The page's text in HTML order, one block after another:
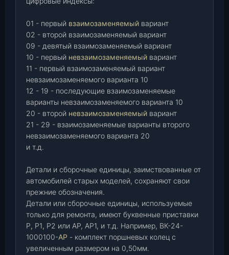
01 - первый взаимозаменяемый вариант
02 - второй взаимозаменяемый вариант
09 - девятый взаимозаменяемый вариант
10 - первый невзаимозаменяемый вариант
11 - первый взаимозаменяемый вариант
невзаимозаменяемого варианта 10
12 - 19 - последующие взаимозаменяемые
варианты невзаимозаменяемого варианта 10
20 - второй невзаимозаменяемый вариант
21 - 29 - взаимозаменяемые варианты второго
невзаимозаменяемого варианта 20
и т.д.
Детали и сборочные единицы, заимствованные от
автомобилей старых моделей, сохраняют свои
прежние обозначения.
Детали или сборочные единицы, используемые
только для ремонта, имеют буквенные приставки
Р, Р1, Р2 или АР, АР1, и т.д. Например, ВК-24-
1000100-АР - комплект поршневых колец с
увеличенным размером на 0,50мм.